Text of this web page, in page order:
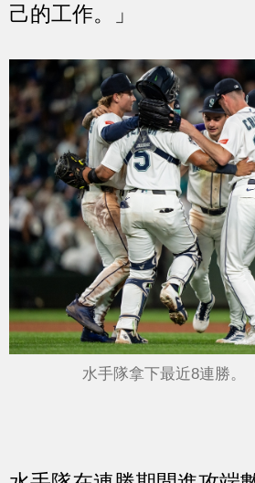
己的工作。」
水手隊拿下最近8連勝。